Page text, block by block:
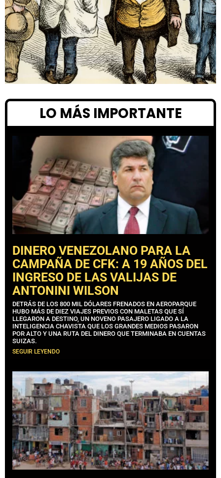
LO MÁS IMPORTANTE
DINERO VENEZOLANO PARA LA
CAMPAÑA DE CFK: A 19 AÑOS DEL
INGRESO DE LAS VALIJAS DE
ANTONINI WILSON
DETRÁS DE LOS 800 MIL DÓLARES FRENADOS EN AEROPARQUE
HUBO MÁS DE DIEZ VIAJES PREVIOS CON MALETAS QUE SÍ
LLEGARON A DESTINO, UN NOVENO PASAJERO LIGADO A LA
INTELIGENCIA CHAVISTA QUE LOS GRANDES MEDIOS PASARON
POR ALTO Y UNA RUTA DEL DINERO QUE TERMINABA EN CUENTAS
SUIZAS.
SEGUIR LEYENDO